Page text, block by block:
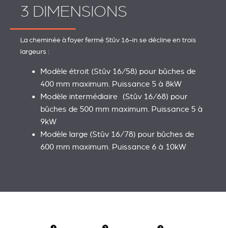
3 DIMENSIONS
La cheminée à foyer fermé Stûv 16-in se décline en trois
largeurs :
Modèle étroit (Stûv 16/58) pour bûches de
400 mm maximum. Puissance 5 à 8kW
Modèle intermédiaire (Stûv 16/68) pour
bûches de 500 mm maximum. Puissance 5 à
9kW
Modèle large (Stûv 16/78) pour bûches de
600 mm maximum. Puissance 6 à 10kW